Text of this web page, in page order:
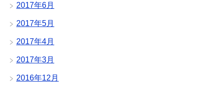
2017年6月
2017年5月
2017年4月
2017年3月
2016年12月